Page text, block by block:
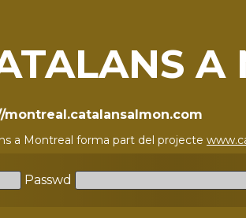
A
montreal.catalansalmon.com
a Montreal forma part del projecte
Passwd